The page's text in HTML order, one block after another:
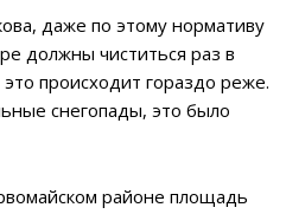
даже по этому нормативу
должны чиститься раз в
происходит гораздо реже.
снегопады, это было
районе площадь